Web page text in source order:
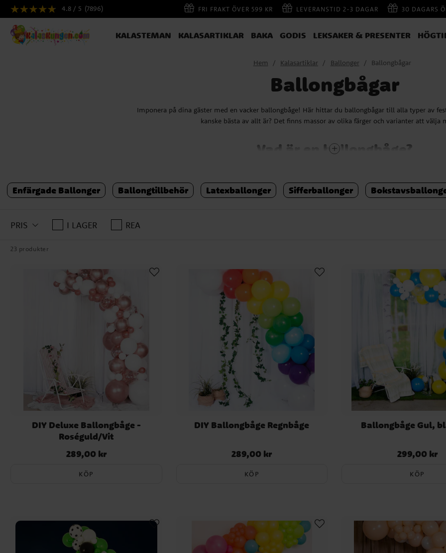
4.8 / 5 (7896) FRI FRAKT ÖVER 599 KR LEVERANSTID 2-3 DAGAR 30 DAGARS
KALASTEMAN KALASARTIKLAR BAKA GODIS LEKSAKER & PRESENTER
Hem Kalasartiklar Ballonger Ballongbågar
Ballongbågar
Imponera på dina gäster med en vacker ballongbåge! Här hittar du ballongbågar till alla typer av
kanske bästa av allt är? Det finns massor av olika färger och varianter att välja
Vad är en ballongbåge?
ihop den. Våra ballongbågar innehåller allt du behöver för att kunna skapa en vacker kreation.
montera ihop, men vi lovar att slutresultatet är värt den tid och energi du
Enfärgade Ballonger Ballongtillbehör Latexballonger Sifferballonger
PRIS I LAGER REA
23 produkter
DIY Deluxe Ballongbåge -
Roséguld/Vit
Pris:289,00 kr
289,00 kr
KÖP
DIY Ballongbåge Regnbåge
Pris:289,00 kr
289,00 kr
KÖP
Ballongbåge Gul,
Pris:299,00 kr
299,00 kr
KÖP